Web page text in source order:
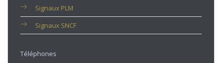
Signaux PLM
Signaux SNCF
Téléphones